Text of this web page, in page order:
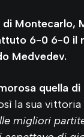
di Montecarlo,
6-0 6-0 il
Medvedev.
quella
la sua
migliori